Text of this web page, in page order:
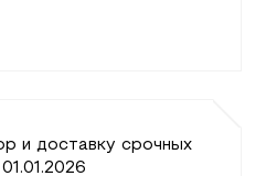
и доставку срочных